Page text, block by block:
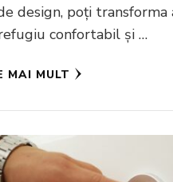
design, poți transforma
confortabil și …
MAI MULT